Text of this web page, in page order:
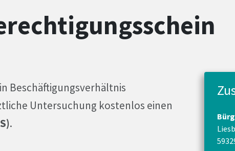
Beschäftigungsverhältnis
Untersuchung kostenlos einen
.